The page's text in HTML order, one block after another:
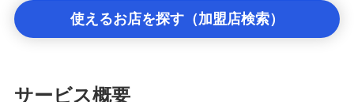
使えるお店を探す（加盟店検索）
サービス概要